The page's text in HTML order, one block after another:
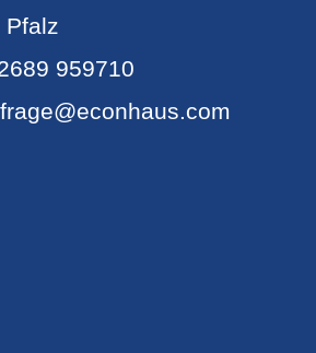
Pfalz
959710